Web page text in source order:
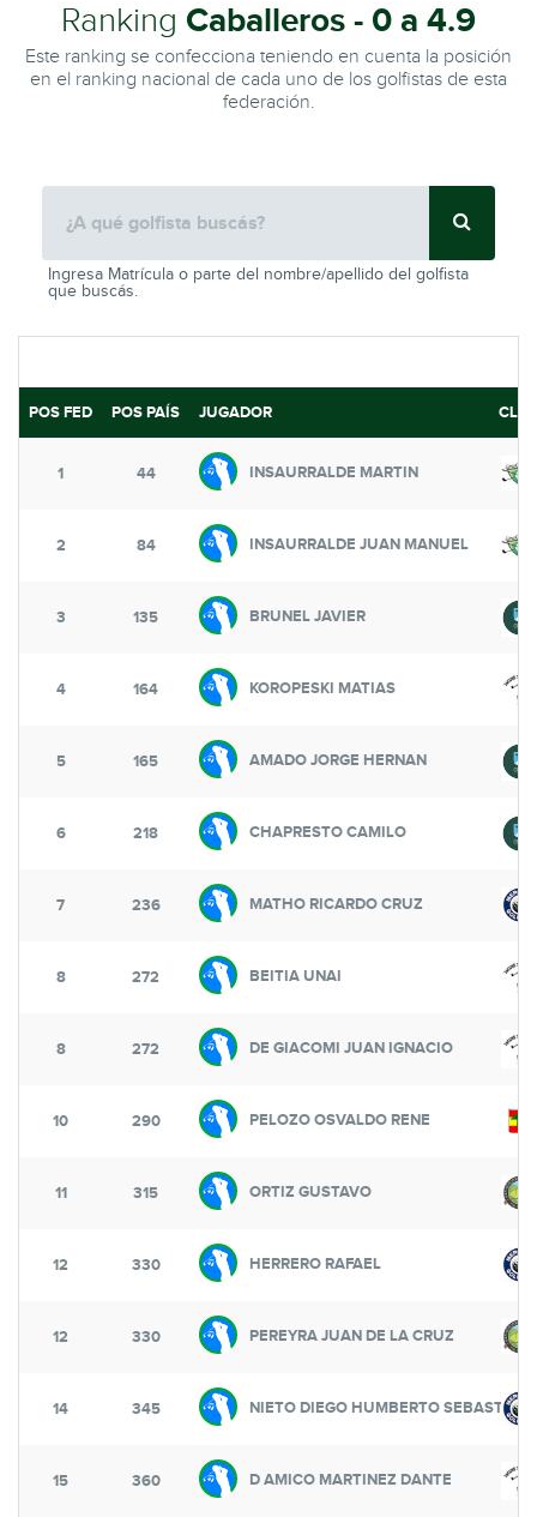
Ranking Caballeros - 0 a 4.9
Este ranking se confecciona teniendo en cuenta la posición
en el ranking nacional de cada uno de los golfistas de esta
federación.
Ingresa Matrícula o parte del nombre/apellido del golfista
que buscás.
POS FED POS PAÍS JUGADOR
1 44 INSAURRALDE MARTIN
2 84 INSAURRALDE JUAN MANUEL
3 135 BRUNEL JAVIER
4 164 KOROPESKI MATIAS
5 165 AMADO JORGE HERNAN
6 218 CHAPRESTO CAMILO
7 236 MATHO RICARDO CRUZ
8 272 BEITIA UNAI
8 272 DE GIACOMI JUAN IGNACIO
10 290 PELOZO OSVALDO RENE
11 315 ORTIZ GUSTAVO
12 330 HERRERO RAFAEL
12 330 PEREYRA JUAN DE LA CRUZ
14 345 NIETO DIEGO HUMBERTO SEBASTIAN
15 360 D AMICO MARTINEZ DANTE